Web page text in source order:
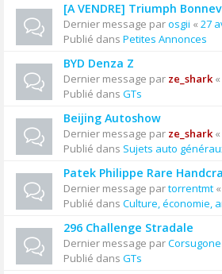
[A VENDRE] Triumph
Dernier message parosgii « 27
Publié dans Petites Annonces
BYD Denza Z
Dernier message par ze_shark«
Publié dans GTs
Beijing Autoshow
Dernier message par ze_shark«
Publié dans Sujets auto
Patek Philippe Rare
Dernier message partorrentmt «
Publié dans Culture, économie,
296 Challenge Stradale
Dernier message parCorsugone
Publié dans GTs